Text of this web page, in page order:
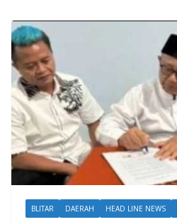
BLITAR DAERAH HEAD LINE NEWS